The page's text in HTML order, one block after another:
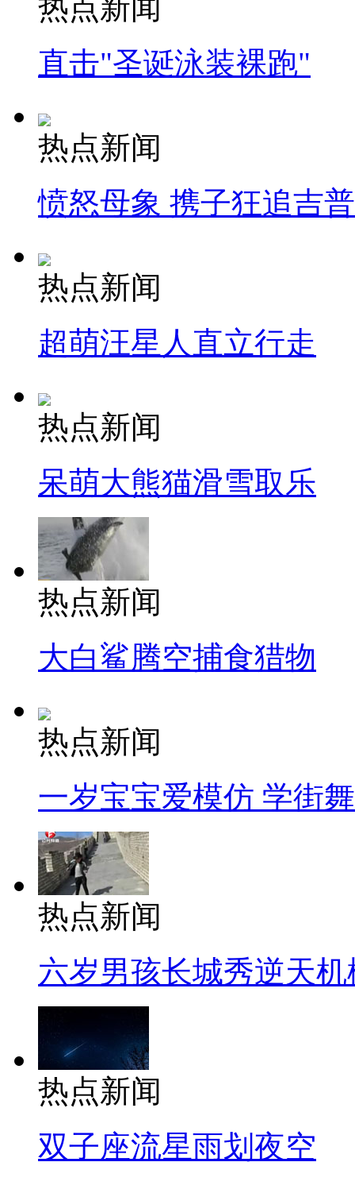
热点新闻
直击"圣诞泳装裸跑"
热点新闻
愤怒母象 携子狂追吉
热点新闻
超萌汪星人直立行走
热点新闻
呆萌大熊猫滑雪取乐
热点新闻
大白鲨腾空捕食猎物
热点新闻
一岁宝宝爱模仿 学街
热点新闻
六岁男孩长城秀逆天机
热点新闻
双子座流星雨划夜空